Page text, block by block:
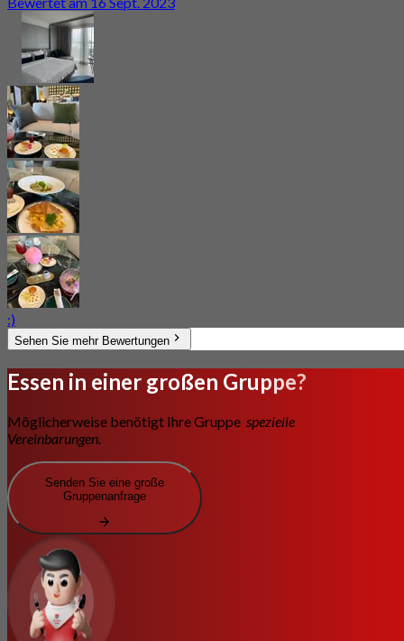
:)
Sehen Sie mehr Bewertungen
Essen in einer großen Gruppe?
Möglicherweise benötigt Ihre Gruppe spezielle
Vereinbarungen.
Senden Sie eine große
Gruppenanfrage